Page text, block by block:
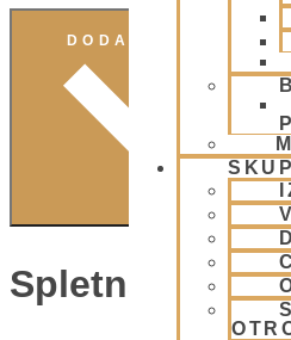
Spletna Stran: